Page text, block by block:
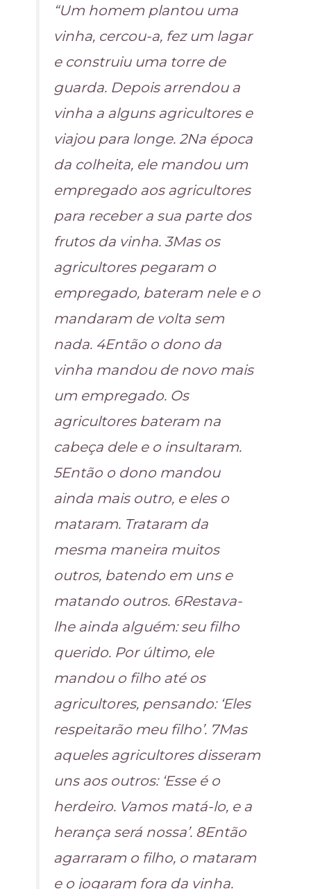
“Um homem plantou uma
vinha, cercou-a, fez um lagar
e construiu uma torre de
guarda. Depois arrendou a
vinha a alguns agricultores e
viajou para longe. 2Na época
da colheita, ele mandou um
empregado aos agricultores
para receber a sua parte dos
frutos da vinha. 3Mas os
agricultores pegaram o
empregado, bateram nele e o
mandaram de volta sem
nada. 4Então o dono da
vinha mandou de novo mais
um empregado. Os
agricultores bateram na
cabeça dele e o insultaram.
5Então o dono mandou
ainda mais outro, e eles o
mataram. Trataram da
mesma maneira muitos
outros, batendo em uns e
matando outros. 6Restava-
lhe ainda alguém: seu filho
querido. Por último, ele
mandou o filho até os
agricultores, pensando: ‘Eles
respeitarão meu filho’. 7Mas
aqueles agricultores disseram
uns aos outros: ‘Esse é o
herdeiro. Vamos matá-lo, e a
herança será nossa’. 8Então
agarraram o filho, o mataram
e o jogaram fora da vinha.